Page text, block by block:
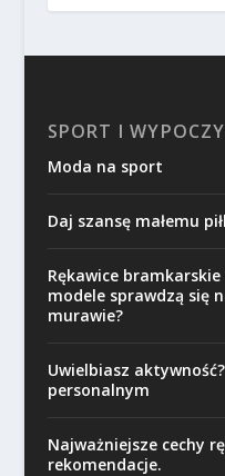
SPORT I
Moda na sport
Daj szansę małemu
Rękawice
modele sprawdzą się
murawie?
Uwielbiasz
personalnym
Najważniejsze cechy
rekomendacje.